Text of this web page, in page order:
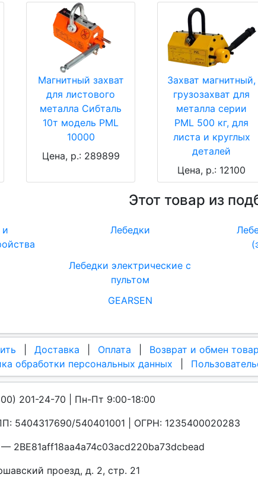
Магнитный захват
для листового
металла Сибталь
10т модель PML
10000
Цена, р.: 289899
Захват магнитный,
грузозахват для
металла серии
PML 500 кг, для
листа и круглых
деталей
Цена, р.: 12100
Этот товар из
и
Лебедки
Лебедки электрические с
пультом
GEARSEN
Доставка Оплата Возврат и обмен
обработки персональных данных
201-24-70 | Пн-Пт 9:00-18:00
5404317690/540401001 | ОГРН: 1235400020283
проезд, д. 2, стр. 21